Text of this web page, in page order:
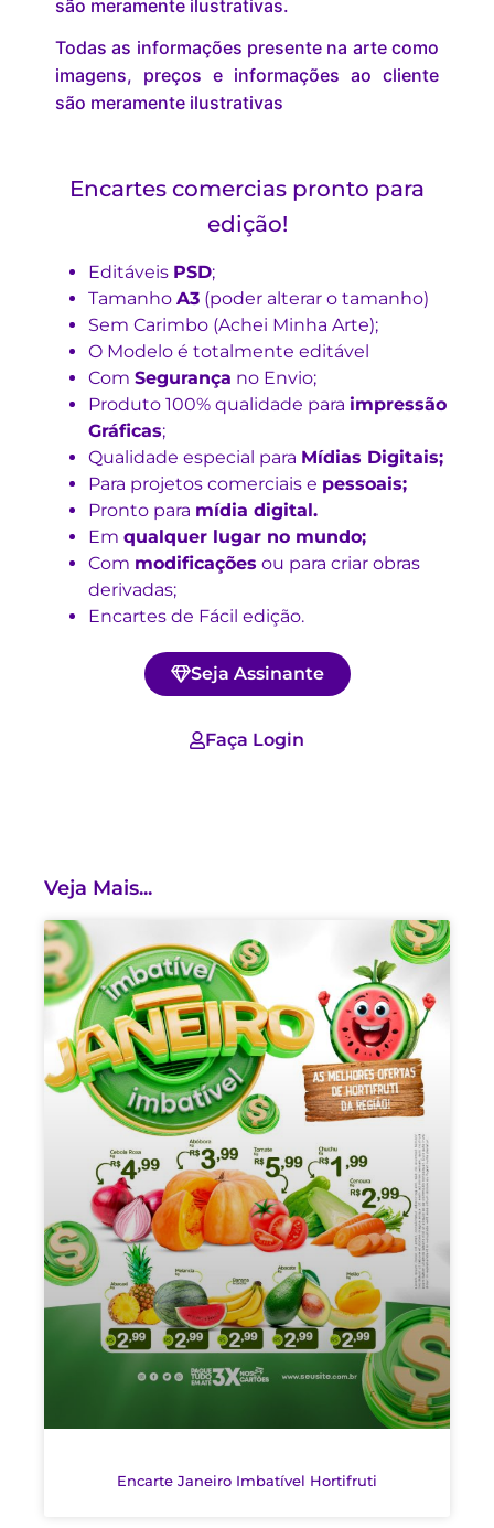
são meramente ilustrativas.
Todas as informações presente na arte como
imagens, preços e informações ao cliente
são meramente ilustrativas
Encartes comercias pronto para
edição!
Editáveis PSD;
Tamanho A3 (poder alterar o tamanho)
Sem Carimbo (Achei Minha Arte);
O Modelo é totalmente editável
Com Segurança no Envio;
Produto 100% qualidade para impressão
Gráficas;
Qualidade especial para Mídias Digitais;
Para projetos comerciais e pessoais;
Pronto para mídia digital.
Em qualquer lugar no mundo;
Com modificações ou para criar obras
derivadas;
Encartes de Fácil edição.
Seja Assinante
Faça Login
Veja Mais...
Encarte Janeiro Imbatível Hortifruti